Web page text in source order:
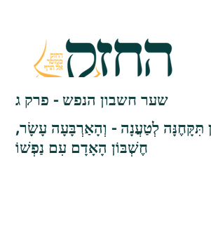
שער חשבון הנפש - פרק ג
תִּקָּחֶנָּה לְטַעֲנָה - וְהָאַרְבָּעָה עָשָׂר,
חֶשְׁבּוֹן הָאָדָם עִם נַפְשׁוֹ